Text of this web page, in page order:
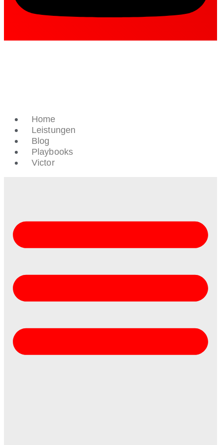
Home
Leistungen
Blog
Playbooks
Victor